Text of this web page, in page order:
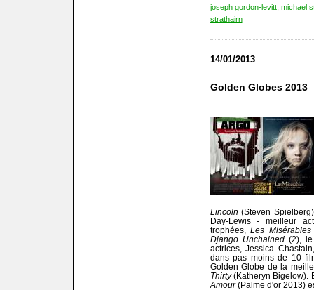
joseph gordon-levitt, michael
strathairn
14/01/2013
Golden Globes 2013
Lincoln (Steven
Day-Lewis - meilleur
trophées,Les Misérables
Django Unchained(2), le
actrices, Jessica
dans pas moins de 10
Golden Globe de la
Thirty(Katheryn Bigelow).
Amour(Palme d'or 2013)